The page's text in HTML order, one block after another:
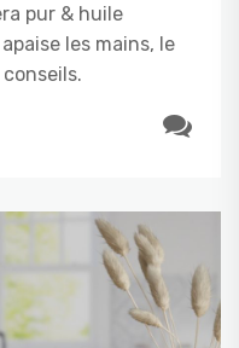
pur & huile
les mains, le